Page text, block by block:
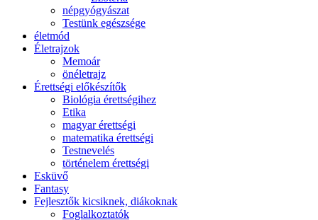
népgyógyászat
Testünk egészsége
életmód
Életrajzok
Memoár
önéletrajz
Érettségi előkészítők
Biológia érettségihez
Etika
magyar érettségi
matematika érettségi
Testnevelés
történelem érettségi
Esküvő
Fantasy
Fejlesztők kicsiknek, diákoknak
Foglalkoztatók